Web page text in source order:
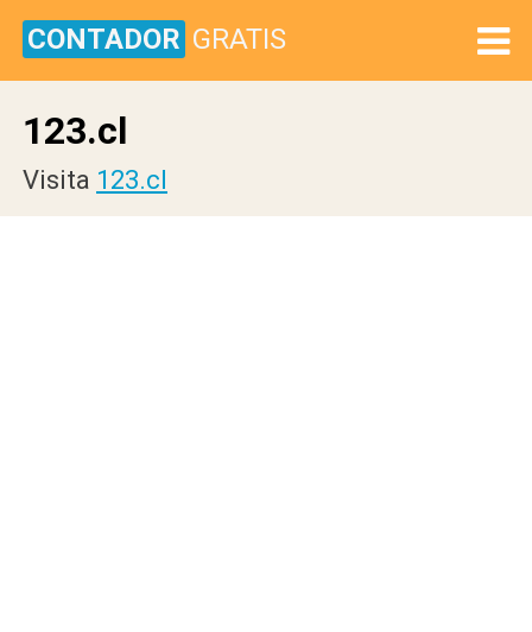
CONTADOR GRATIS
123.cl
Visita 123.cl